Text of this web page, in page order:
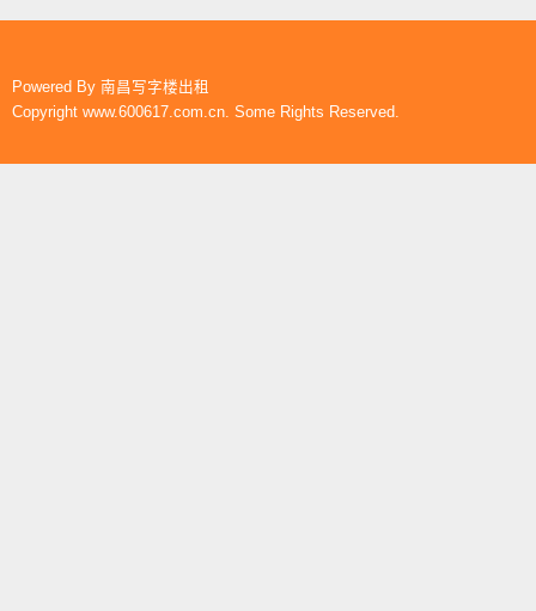
Powered By 南昌写字楼出租
Copyright www.600617.com.cn. Some Rights Reserved.